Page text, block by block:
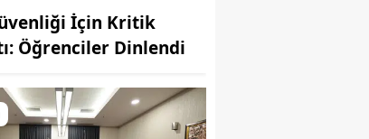
İçin Kritik
Öğrenciler Dinlendi